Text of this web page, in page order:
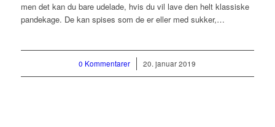
men det kan du bare udelade, hvis du vil lave den helt klassiske
pandekage. De kan spises som de er eller med sukker,…
0 Kommentarer
/ 20. januar 2019